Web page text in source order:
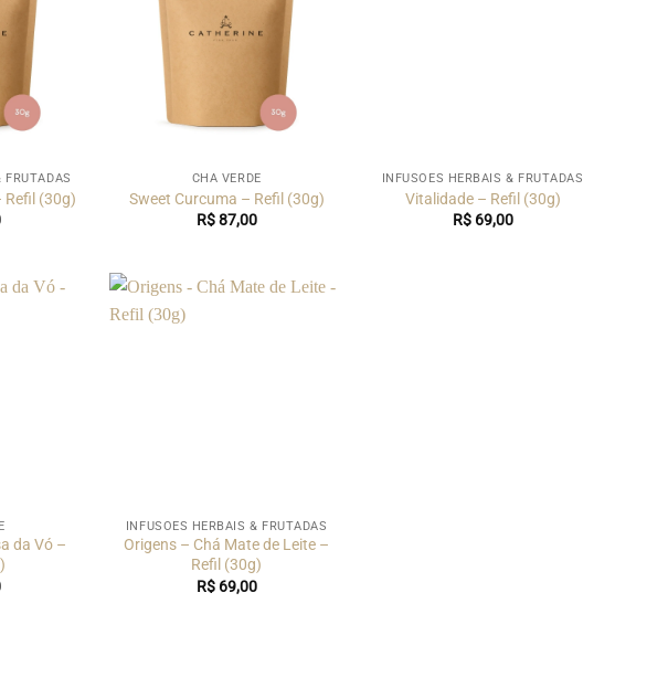
FRUTADAS
Refil (30g)
CHÁ VERDE
Sweet Curcuma – Refil (30g)
R$87,00
INFUSÕES HERBAIS & FRUTADAS
Vitalidade – Refil (30g)
R$69,00
da Vó –
INFUSÕES HERBAIS & FRUTADAS
Origens – Chá Mate de Leite –
Refil (30g)
R$69,00